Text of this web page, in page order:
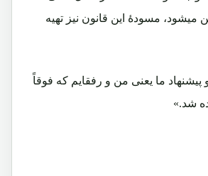
میشود، مسودۀ این قانون نیز تهیه
ما یعنی من و رفقایم که فوقاً
شد.»